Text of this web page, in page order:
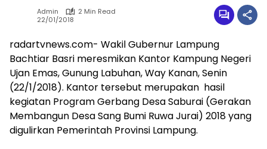
Admin
2 Min Read
22/01/2018
radartvnews.com- Wakil Gubernur Lampung
Bachtiar Basri meresmikan Kantor Kampung Negeri
Ujan Emas, Gunung Labuhan, Way Kanan, Senin
(22/1/2018). Kantor tersebut merupakan hasil
kegiatan Program Gerbang Desa Saburai (Gerakan
Membangun Desa Sang Bumi Ruwa Jurai) 2018 yang
digulirkan Pemerintah Provinsi Lampung.